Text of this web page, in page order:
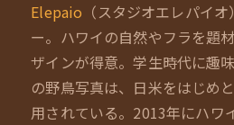
Elepaio （スタジオエレパイ
ー。ハワイの自然やフラを題
ザインが得意。学生時代に趣
の野鳥写真は、日米をはじめ
用されている。2013年にハワ